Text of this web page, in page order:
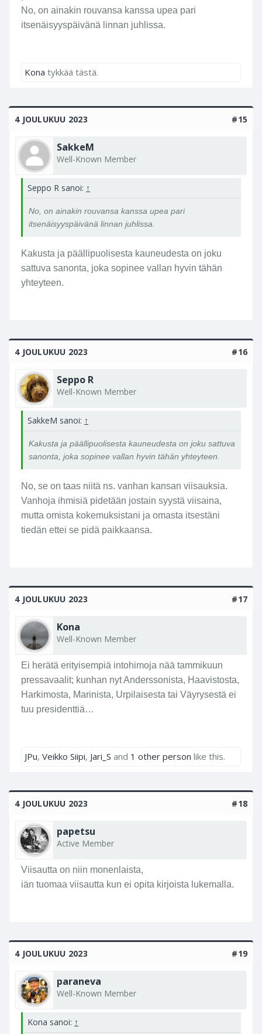
No, on ainakin rouvansa kanssa upea pari
itsenäisyyspäivänä linnan juhlissa.
Kona tykkää tästä.
4 JOULUKUU 2023 #15
SakkeM
Well-Known Member
Seppo R sanoi: ↑
No, on ainakin rouvansa kanssa upea pari
itsenäisyyspäivänä linnan juhlissa.
Kakusta ja päällipuolisesta kauneudesta on joku
sattuva sanonta, joka sopinee vallan hyvin tähän
yhteyteen.
4 JOULUKUU 2023 #16
Seppo R
Well-Known Member
SakkeM sanoi: ↑
Kakusta ja päällipuolisesta kauneudesta on joku sattuva
sanonta, joka sopinee vallan hyvin tähän yhteyteen.
No, se on taas niitä ns. vanhan kansan viisauksia.
Vanhoja ihmisiä pidetään jostain syystä viisaina,
mutta omista kokemuksistani ja omasta itsestäni
tiedän ettei se pidä paikkaansa.
4 JOULUKUU 2023 #17
Kona
Well-Known Member
Ei herätä erityisempiä intohimoja nää tammikuun
pressavaalit; kunhan nyt Anderssonista, Haavistosta,
Harkimosta, Marinista, Urpilaisesta tai Väyrysestä ei
tuu presidenttiä…
JPu, Veikko Siipi, Jari_S and 1 other person like this.
4 JOULUKUU 2023 #18
papetsu
Active Member
Viisautta on niin monenlaista,
iän tuomaa viisautta kun ei opita kirjoista lukemalla.
4 JOULUKUU 2023 #19
paraneva
Well-Known Member
Kona sanoi: ↑